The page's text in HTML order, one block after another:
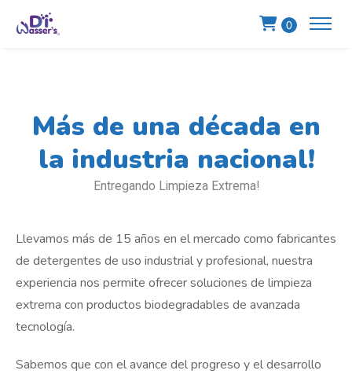
0
Más de una década en
la industria nacional!
Entregando Limpieza Extrema!
Llevamos más de 15 años en el mercado como fabricantes
de detergentes de uso industrial y profesional, nuestra
experiencia nos permite ofrecer soluciones de limpieza
extrema con productos biodegradables de avanzada
tecnología.
Sabemos que con el avance del progreso y el desarrollo